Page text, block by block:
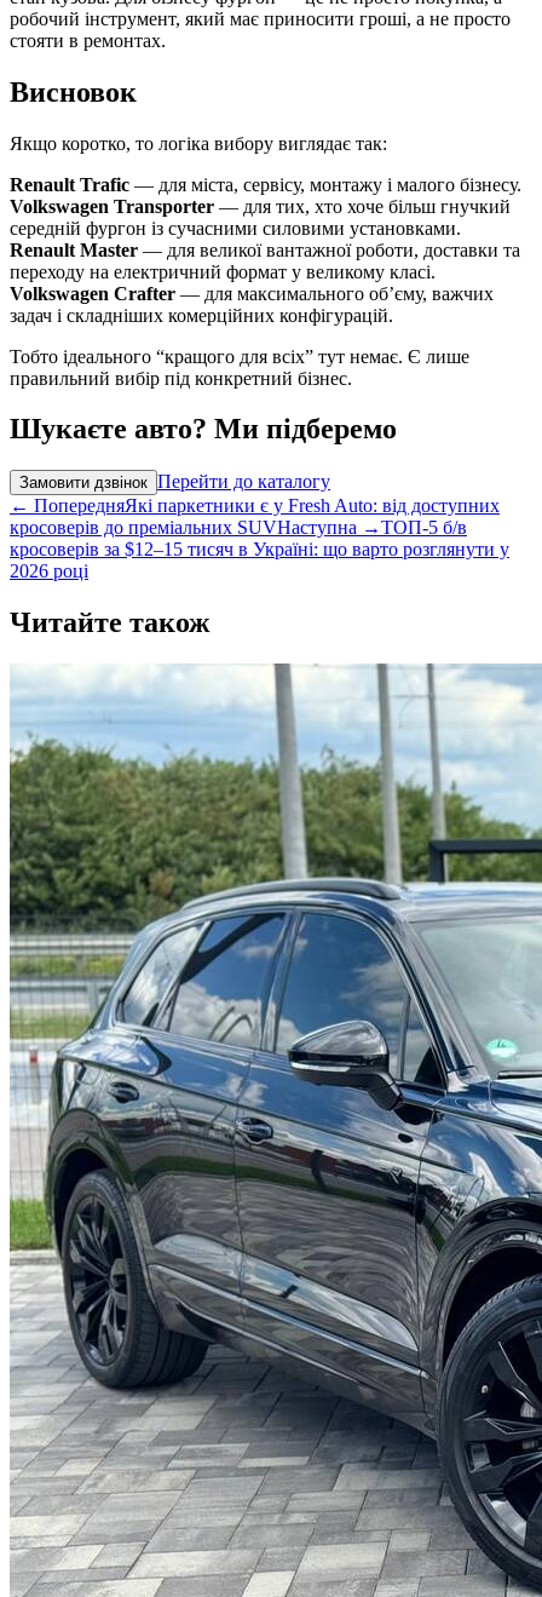
робочий інструмент, який має приносити гроші, а не просто
стояти в ремонтах.
Висновок
Якщо коротко, то логіка вибору виглядає так:
Renault Trafic — для міста, сервісу, монтажу і малого бізнесу.
Volkswagen Transporter — для тих, хто хоче більш гнучкий
середній фургон із сучасними силовими установками.
Renault Master — для великої вантажної роботи, доставки та
переходу на електричний формат у великому класі.
Volkswagen Crafter — для максимального об’єму, важчих
задач і складніших комерційних конфігурацій.
Тобто ідеального “кращого для всіх” тут немає. Є лише
правильний вибір під конкретний бізнес.
Шукаєте авто? Ми підберемо
Замовити дзвінок Перейти до каталогу
← ПопередняЯкі паркетники є у Fresh Auto: від доступних
кросоверів до преміальних SUVНаступна →ТОП-5 б/в
кросоверів за $12–15 тисяч в Україні: що варто розглянути у
2026 році
Читайте також